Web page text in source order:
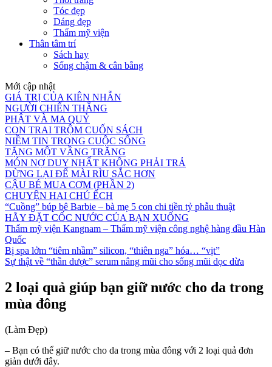
Tóc đẹp
Dáng đẹp
Thẩm mỹ viện
Thân tâm trí
Sách hay
Sống chậm & cân bằng
Mới cập nhật
GIÁ TRỊ CỦA KIÊN NHẪN
NGƯỜI CHIẾN THẮNG
PHẬT VÀ MA QUỶ
CON TRAI TRỘM CUỐN SÁCH
NIỀM TIN TRONG CUỘC SỐNG
TẶNG MỘT VẦNG TRĂNG
MÓN NỢ DUY NHẤT KHÔNG PHẢI TRẢ
DỪNG LẠI ĐỂ MÀI RÌU SẮC HƠN
CẬU BÉ MUA CƠM (PHẦN 2)
CHUYỆN HAI CHÚ ẾCH
“Cuồng” búp bê Barbie – bà mẹ 5 con chi tiền tỷ phẫu thuật
HÃY ĐẶT CỐC NƯỚC CỦA BẠN XUỐNG
Thẩm mỹ viện Kangnam – Thẩm mỹ viện công nghệ hàng đầu Hàn
Quốc
Bị spa lởm “tiêm nhầm” silicon, “thiên nga” hóa… “vịt”
Sự thật về “thần dược” serum nâng mũi cho sống mũi dọc dừa
2 loại quả giúp bạn giữ nước cho da trong
mùa đông
(Làm Đẹp)
– Bạn có thể giữ nước cho da trong mùa đông với 2 loại quả đơn
giản dưới đây.